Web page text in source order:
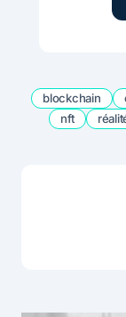
blockchain
nft